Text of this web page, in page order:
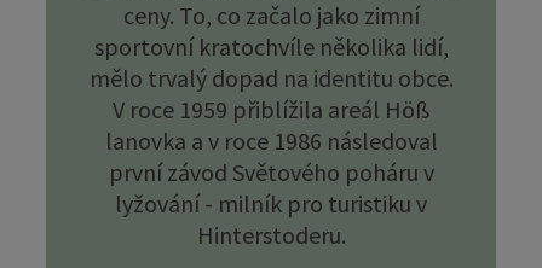
ceny. To, co začalo jako zimní
sportovní kratochvíle několika lidí,
mělo trvalý dopad na identitu obce.
V roce 1959 přiblížila areál Höß
lanovka a v roce 1986 následoval
první závod Světového poháru v
lyžování - milník pro turistiku v
Hinterstoderu.